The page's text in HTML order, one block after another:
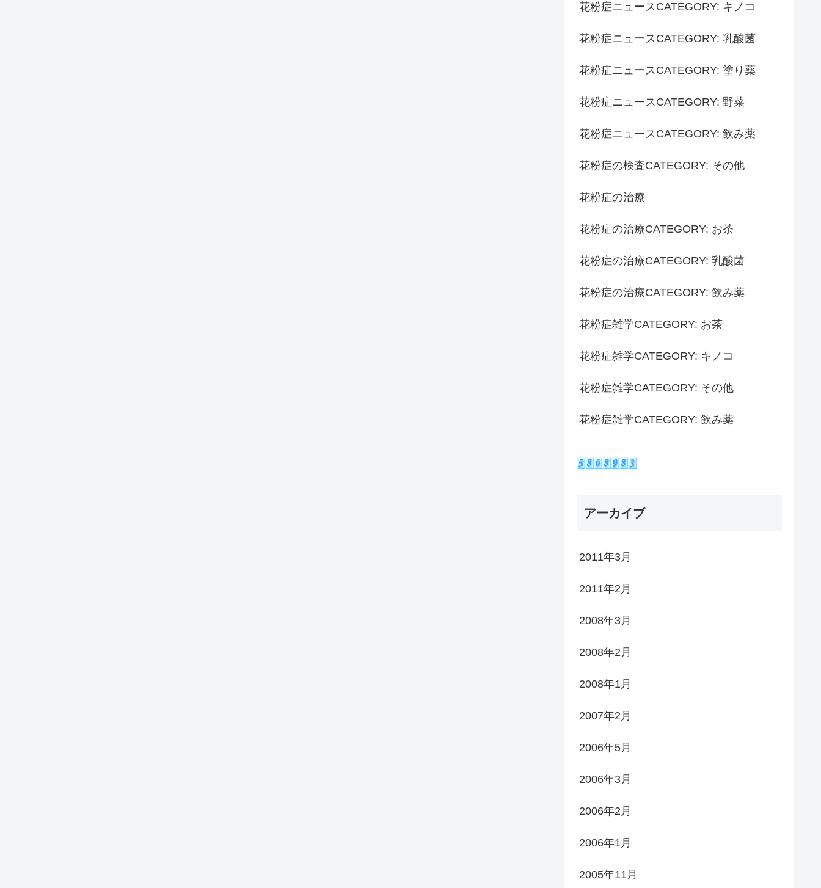
花粉症ニュースCATEGORY: キノコ
花粉症ニュースCATEGORY: 乳酸菌
花粉症ニュースCATEGORY: 塗り薬
花粉症ニュースCATEGORY: 野菜
花粉症ニュースCATEGORY: 飲み薬
花粉症の検査CATEGORY: その他
花粉症の治療
花粉症の治療CATEGORY: お茶
花粉症の治療CATEGORY: 乳酸菌
花粉症の治療CATEGORY: 飲み薬
花粉症雑学CATEGORY: お茶
花粉症雑学CATEGORY: キノコ
花粉症雑学CATEGORY: その他
花粉症雑学CATEGORY: 飲み薬
アーカイブ
2011年3月
2011年2月
2008年3月
2008年2月
2008年1月
2007年2月
2006年5月
2006年3月
2006年2月
2006年1月
2005年11月